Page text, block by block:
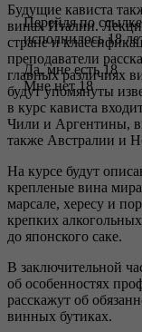
Будущие кависта
винах Италии.
стране и
преподаватели
главных различиях
будут упомянуты
в курс кависта
Чили и Аргентины,
также Австралии и
На курсе будут
крепленые вина
марсале, хересу и
крепких
до японского саке.
В заключительной
об особенностях
расскажут об
винных бутиках.
Перейдя по
исполнилось 18
Да, мне есть 18
Мне нет 18